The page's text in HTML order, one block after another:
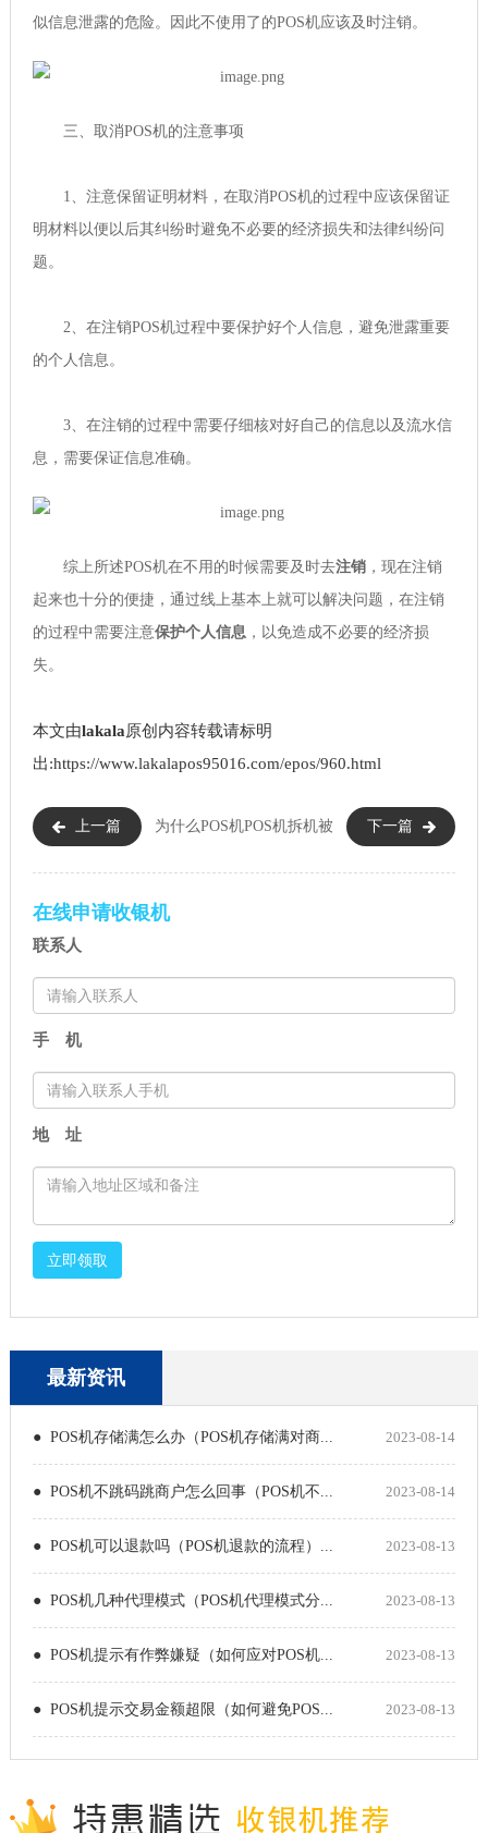
似信息泄露的危险。因此不使用了的POS机应该及时注销。
三、取消POS机的注意事项
1、注意保留证明材料，在取消POS机的过程中应该保留证
明材料以便以后其纠纷时避免不必要的经济损失和法律纠纷问
题。
2、在注销POS机过程中要保护好个人信息，避免泄露重要
的个人信息。
3、在注销的过程中需要仔细核对好自己的信息以及流水信
息，需要保证信息准确。
综上所述POS机在不用的时候需要及时去注销，现在注销
起来也十分的便捷，通过线上基本上就可以解决问题，在注销
的过程中需要注意保护个人信息，以免造成不必要的经济损
失。
本文由lakala原创内容转载请标明
出:https://www.lakalapos95016.com/epos/960.html
上一篇 为什么POS机
保护怎么办）
下一篇
POS机拆机被
在线申请收银机
联系人
手 机
地 址
立即领取
最新资讯
● POS机存储满怎么办（POS机存储满对商... 2023-08-14
● POS机不跳码跳商户怎么回事（POS机不... 2023-08-14
● POS机可以退款吗（POS机退款的流程）... 2023-08-13
● POS机几种代理模式（POS机代理模式分... 2023-08-13
● POS机提示有作弊嫌疑（如何应对POS机... 2023-08-13
● POS机提示交易金额超限（如何避免POS... 2023-08-13